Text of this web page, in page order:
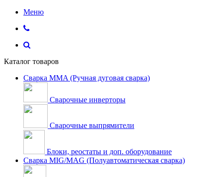
Меню
Каталог товаров
Сварка MMA (Ручная дуговая сварка)
Сварочные инверторы
Сварочные выпрямители
Блоки, реостаты и доп. оборудование
Сварка MIG/MAG (Полуавтоматическая сварка)